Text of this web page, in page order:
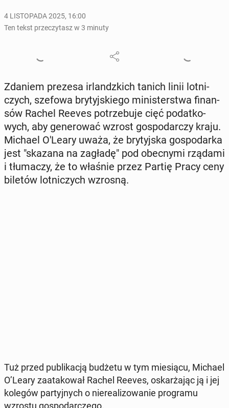
4 LISTOPADA 2025, 16:00
Ten tekst przeczytasz w 3 minuty
Zdaniem prezesa ir­landz­kich tanich linii lot­ni­
czych, szefowa bry­tyj­skie­go mi­ni­ster­stwa fi­nan­
sów Rachel Reeves po­trze­bu­je cięć po­dat­ko­
wych, aby ge­ne­ro­wać wzrost go­spo­dar­czy kraju.
Michael O'Leary uważa, że bry­tyj­ska go­spo­dar­ka
jest "skazana na zagładę" pod obec­ny­mi rządami
i tłu­ma­czy, że to właśnie przez Partię Pracy ceny
biletów lot­ni­czych wzrosną.
Tuż przed pu­bli­ka­cją budżetu w tym mie­sią­cu, Michael
O’Leary za­ata­ko­wał Rachel Reeves, oskar­ża­jąc ją i jej
kolegów par­tyj­nych o nie­re­ali­zo­wa­nie pro­gra­mu